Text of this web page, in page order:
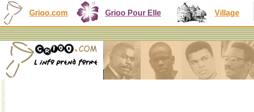
Grioo.com Grioo Pour Elle Village